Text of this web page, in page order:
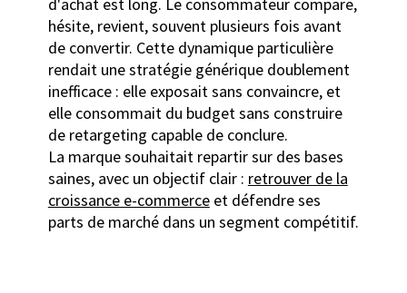
hésite, revient, souvent plusieurs fois avant
de convertir. Cette dynamique particulière
rendait une stratégie générique doublement
inefficace : elle exposait sans convaincre, et
elle consommait du budget sans construire
de retargeting capable de conclure.
La marque souhaitait repartir sur des bases
saines, avec un objectif clair : retrouver de la
croissance e-commerceet défendre ses
parts de marché dans un segment compétitif.